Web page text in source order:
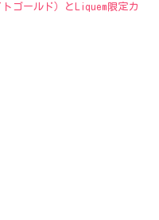
ゴールド）とLiquem限定カ